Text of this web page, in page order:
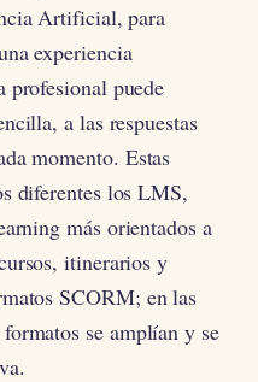
Artificial, para
experiencia
profesional puede
a las respuestas
momento. Estas
diferentes los LMS,
más orientados a
itinerarios y
SCORM; en las
se amplían y se